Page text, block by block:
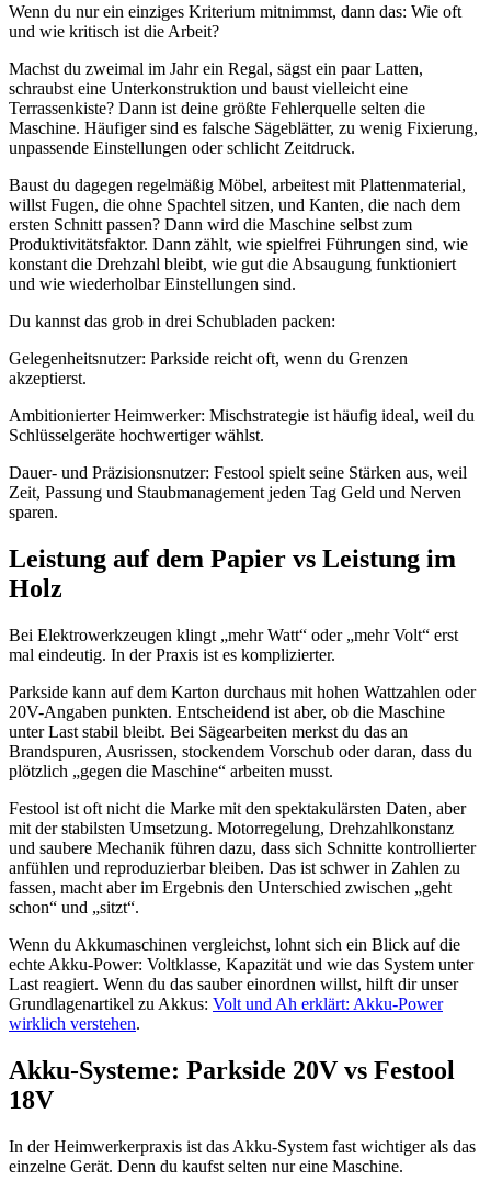
Wenn du nur ein einziges Kriterium mitnimmst, dann das: Wie oft
und wie kritisch ist die Arbeit?
Machst du zweimal im Jahr ein Regal, sägst ein paar Latten,
schraubst eine Unterkonstruktion und baust vielleicht eine
Terrassenkiste? Dann ist deine größte Fehlerquelle selten die
Maschine. Häufiger sind es falsche Sägeblätter, zu wenig Fixierung,
unpassende Einstellungen oder schlicht Zeitdruck.
Baust du dagegen regelmäßig Möbel, arbeitest mit Plattenmaterial,
willst Fugen, die ohne Spachtel sitzen, und Kanten, die nach dem
ersten Schnitt passen? Dann wird die Maschine selbst zum
Produktivitätsfaktor. Dann zählt, wie spielfrei Führungen sind, wie
konstant die Drehzahl bleibt, wie gut die Absaugung funktioniert
und wie wiederholbar Einstellungen sind.
Du kannst das grob in drei Schubladen packen:
Gelegenheitsnutzer: Parkside reicht oft, wenn du Grenzen
akzeptierst.
Ambitionierter Heimwerker: Mischstrategie ist häufig ideal, weil du
Schlüsselgeräte hochwertiger wählst.
Dauer- und Präzisionsnutzer: Festool spielt seine Stärken aus, weil
Zeit, Passung und Staubmanagement jeden Tag Geld und Nerven
sparen.
Leistung auf dem Papier vs Leistung im
Holz
Bei Elektrowerkzeugen klingt „mehr Watt“ oder „mehr Volt“ erst
mal eindeutig. In der Praxis ist es komplizierter.
Parkside kann auf dem Karton durchaus mit hohen Wattzahlen oder
20V-Angaben punkten. Entscheidend ist aber, ob die Maschine
unter Last stabil bleibt. Bei Sägearbeiten merkst du das an
Brandspuren, Ausrissen, stockendem Vorschub oder daran, dass du
plötzlich „gegen die Maschine“ arbeiten musst.
Festool ist oft nicht die Marke mit den spektakulärsten Daten, aber
mit der stabilsten Umsetzung. Motorregelung, Drehzahlkonstanz
und saubere Mechanik führen dazu, dass sich Schnitte kontrollierter
anfühlen und reproduzierbar bleiben. Das ist schwer in Zahlen zu
fassen, macht aber im Ergebnis den Unterschied zwischen „geht
schon“ und „sitzt“.
Wenn du Akkumaschinen vergleichst, lohnt sich ein Blick auf die
echte Akku-Power: Voltklasse, Kapazität und wie das System unter
Last reagiert. Wenn du das sauber einordnen willst, hilft dir unser
Grundlagenartikel zu Akkus: Volt und Ah erklärt: Akku-Power
wirklich verstehen.
Akku-Systeme: Parkside 20V vs Festool
18V
In der Heimwerkerpraxis ist das Akku-System fast wichtiger als das
einzelne Gerät. Denn du kaufst selten nur eine Maschine.